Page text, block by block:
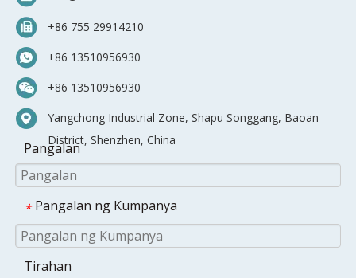
+86 755 29914210
+86 13510956930
+86 13510956930
Yangchong Industrial Zone, Shapu Songgang, Baoan
District, Shenzhen, China
Pangalan
* Pangalan ng Kumpanya
Tirahan